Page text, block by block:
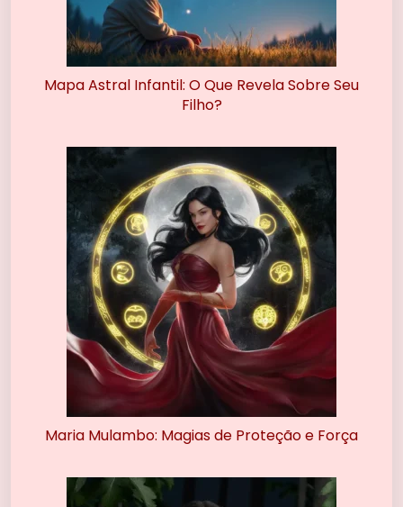
Mapa Astral Infantil: O Que Revela Sobre Seu
Filho?
Maria Mulambo: Magias de Proteção e Força